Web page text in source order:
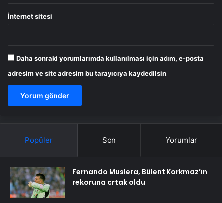
İnternet sitesi
Daha sonraki yorumlarımda kullanılması için adım, e-posta
adresim ve site adresim bu tarayıcıya kaydedilsin.
Popüler Son Yorumlar
Fernando Muslera, Bülent Korkmaz’ın
rekoruna ortak oldu